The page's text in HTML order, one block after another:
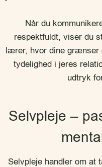
Når du
respektfuldt, viser du
lærer, hvor dine
tydelighed i jeres
udtryk
Selvpleje –
Selvpleje handler om at